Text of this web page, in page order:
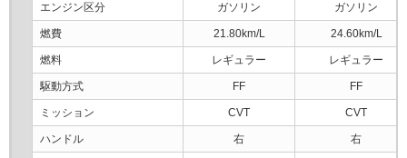
エンジン区分 ガソリン ガソリン
燃費 21.80km/L 24.60km/L
燃料 レギュラー レギュラー
駆動方式 FF FF
ミッション CVT CVT
ハンドル 右 右